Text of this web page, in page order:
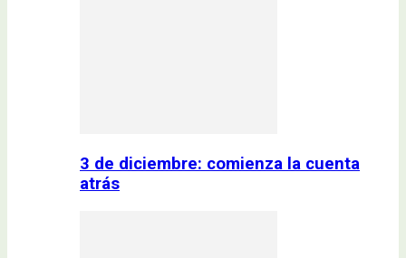
3 de diciembre: comienza la cuenta
atrás